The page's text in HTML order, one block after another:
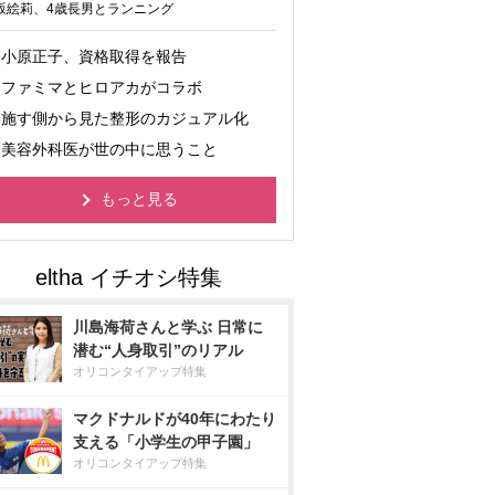
絵莉、4歳長男とランニング
小原正子、資格取得を報告
ファミマとヒロアカがコラボ
施す側から見た整形のカジュアル化
美容外科医が世の中に思うこと
もっと見る
川島海荷さんと学ぶ 日常に
潜む“人身取引”のリアル
オリコンタイアップ特集
マクドナルドが40年にわたり
支える「小学生の甲子園」
オリコンタイアップ特集